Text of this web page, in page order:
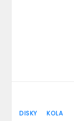
DISKY KOLA